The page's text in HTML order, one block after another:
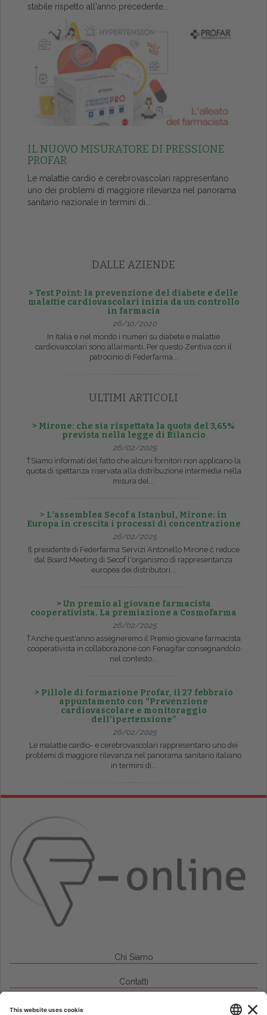
stabile rispetto all'anno precedente...
IL NUOVO MISURATORE DI PRESSIONE
PROFAR
Le malattie cardio e cerebrovascolari rappresentano
uno dei problemi di maggiore rilevanza nel panorama
sanitario nazionale in termini di...
DALLE AZIENDE
> Test Point: la prevenzione del diabete e delle
malattie cardiovascolari inizia da un controllo
in farmacia
26/10/2020
In Italia e nel mondo i numeri su diabete e malattie
cardiovascolari sono allarmanti. Per questo Zentiva con il
patrocinio di Federfarma...
ULTIMI ARTICOLI
> Mirone: che sia rispettata la quota del 3,65%
prevista nella legge di Bilancio
26/02/2025
ŤSiamo informati del fatto che alcuni fornitori non applicano la
quota di spettanza riservata alla distribuzione intermedia nella
misura del...
> L’assemblea Secof a Istanbul, Mirone: in
Europa in crescita i processi di concentrazione
26/02/2025
Il presidente di Federfarma Servizi Antonello Mirone č reduce
dal Board Meeting di Secof l'organismo di rappresentanza
europea dei distributori...
> Un premio al giovane farmacista
cooperativista. La premiazione a Cosmofarma
26/02/2025
ŤAnche quest'anno assegneremo il Premio giovane farmacista
cooperativista in collaborazione con Fenagifar consegnandolo
nel contesto...
> Pillole di formazione Profar, il 27 febbraio
appuntamento con “Prevenzione
cardiovascolare e monitoraggio
dell’ipertensione”
26/02/2025
Le malattie cardio- e cerebrovascolari rappresentano uno dei
problemi di maggiore rilevanza nel panorama sanitario italiano
in termini di...
Chi Siamo
Contatti